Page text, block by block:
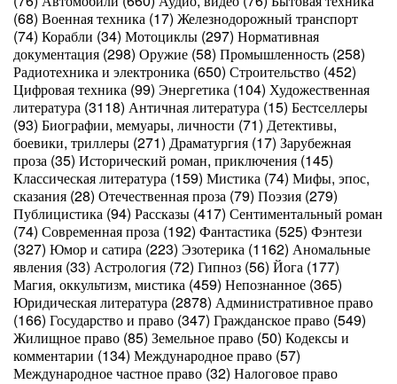
(68) Военная техника (17) Железнодорожный транспорт
(74) Корабли (34) Мотоциклы (297) Нормативная
документация (298) Оружие (58) Промышленность (258)
Радиотехника и электроника (650) Строительство (452)
Цифровая техника (99) Энергетика (104) Художественная
литература (3118) Античная литература (15) Бестселлеры
(93) Биографии, мемуары, личности (71) Детективы,
боевики, триллеры (271) Драматургия (17) Зарубежная
проза (35) Исторический роман, приключения (145)
Классическая литература (159) Мистика (74) Мифы, эпос,
сказания (28) Отечественная проза (79) Поэзия (279)
Публицистика (94) Рассказы (417) Сентиментальный роман
(74) Современная проза (192) Фантастика (525) Фэнтези
(327) Юмор и сатира (223) Эзотерика (1162) Аномальные
явления (33) Астрология (72) Гипноз (56) Йога (177)
Магия, оккультизм, мистика (459) Непознанное (365)
Юридическая литература (2878) Административное право
(166) Государство и право (347) Гражданское право (549)
Жилищное право (85) Земельное право (50) Кодексы и
комментарии (134) Международное право (57)
Международное частное право (32) Налоговое право